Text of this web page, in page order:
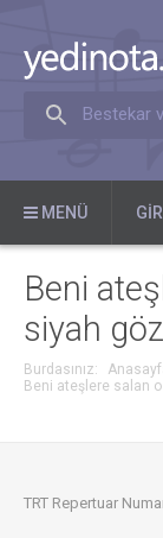
Bestekar
MENÜ
Beni
siyah
Burdasınız:
Beni ateşlere salan
TRT Repertuar